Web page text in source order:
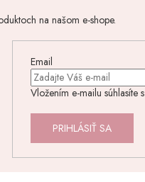
na našom e-shope.
Email
Vložením e-mailu súhlasíte s
PRIHLÁSIŤ SA